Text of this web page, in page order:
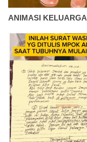
ANIMASI